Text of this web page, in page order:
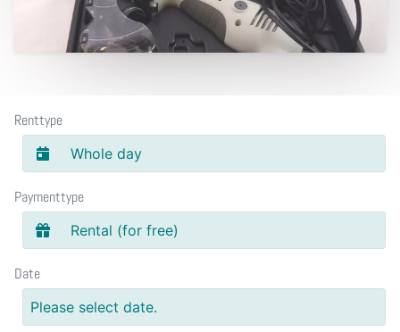
Renttype
Whole day
Paymenttype
Rental (for free)
Date
Please select date.